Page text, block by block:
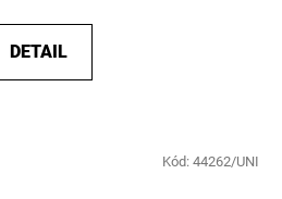
DETAIL
Kód: 44262/UNI